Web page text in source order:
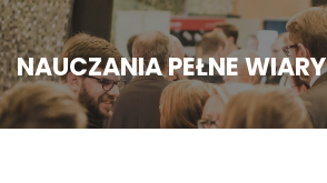
NAUCZANIA PEŁNE WIARY